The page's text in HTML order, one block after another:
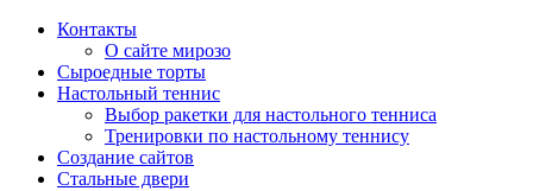
Контакты
О сайте мирозо
Сыроедные торты
Настольный теннис
Выбор ракетки для настольного тенниса
Тренировки по настольному теннису
Создание сайтов
Стальные двери